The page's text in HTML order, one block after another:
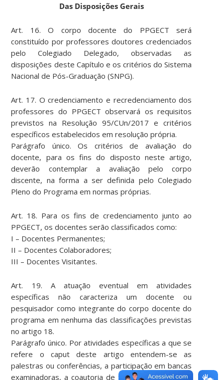
Das Disposições Gerais
Art. 16. O corpo docente do PPGECT será
constituído por professores doutores credenciados
pelo Colegiado Delegado, observadas as
disposições deste Capítulo e os critérios do Sistema
Nacional de Pós-Graduação (SNPG).
Art. 17. O credenciamento e recredenciamento dos
professores do PPGECT observará os requisitos
previstos na Resolução 95/CUn/2017 e critérios
específicos estabelecidos em resolução própria.
Parágrafo único. Os critérios de avaliação do
docente, para os fins do disposto neste artigo,
deverão contemplar a avaliação pelo corpo
discente, na forma a ser definida pelo Colegiado
Pleno do Programa em normas próprias.
Art. 18. Para os fins de credenciamento junto ao
PPGECT, os docentes serão classificados como:
I – Docentes Permanentes;
II – Docentes Colaboradores;
III – Docentes Visitantes.
Art. 19. A atuação eventual em atividades
específicas não caracteriza um docente ou
pesquisador como integrante do corpo docente do
programa em nenhuma das classificações previstas
no artigo 18.
Parágrafo único. Por atividades específicas a que se
refere o caput deste artigo entendem-se as
palestras ou conferências, a participação em bancas
examinadoras, a coautoria de trabalhos publicados,